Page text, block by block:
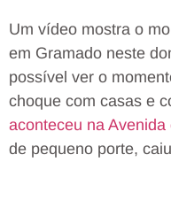
Um vídeo mostra o
em Gramado neste
possível ver o
choque com casas e
aconteceu na
de pequeno porte,